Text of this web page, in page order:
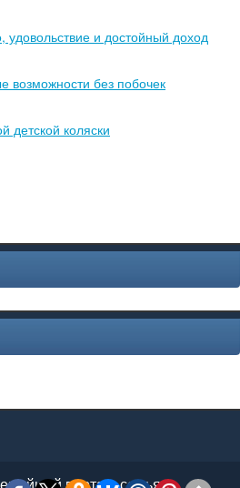
удовольствие и достойный доход
возможности без побочек
детской коляски